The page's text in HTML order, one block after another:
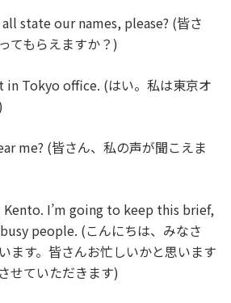
all state our names, please? (皆さ
てもらえますか？)
in Tokyo office. (はい。私は東京オ
me? (皆さん、私の声が聞こえま
Kento. I’m going to keep this brief,
people. (こんにちは、みなさ
ます。皆さんお忙しいかと思います
せていただきます)